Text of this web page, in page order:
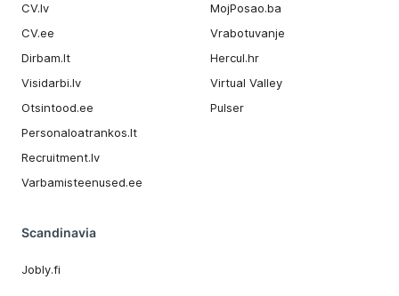
CV.lv
CV.ee
Dirbam.It
Visidarbi.lv
Otsintood.ee
Personaloatrankos.lt
Recruitment.lv
Varbamisteenused.ee
MojPosao.ba
Vrabotuvanje
Hercul.hr
Virtual Valley
Pulser
Scandinavia
Jobly.fi